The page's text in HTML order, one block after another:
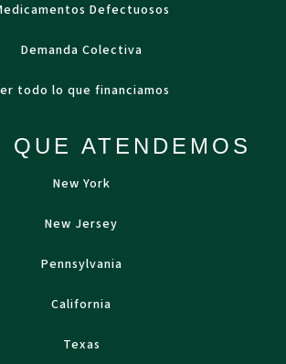
Defectuosos
Demanda Colectiva
todo lo que financiamos
QUE ATENDEMOS
New York
New Jersey
Pennsylvania
California
Texas